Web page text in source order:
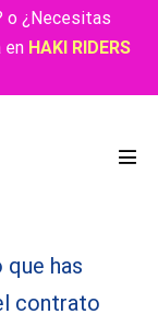
o ¿Necesitas
en HAKI RIDERS
has
contrato